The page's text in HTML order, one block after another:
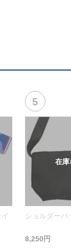
ショルダーバ
8,250円